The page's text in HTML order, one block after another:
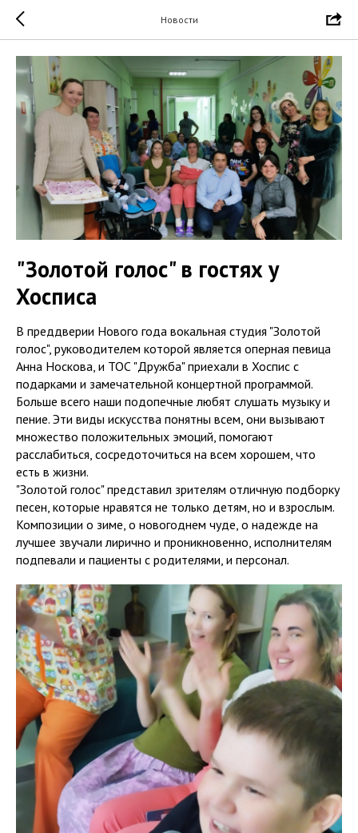
Новости
"Золотой голос" в гостях у
Хосписа
В преддверии Нового года вокальная студия "Золотой
голос", руководителем которой является оперная певица
Анна Носкова, и ТОС "Дружба" приехали в Хоспис с
подарками и замечательной концертной программой.
Больше всего наши подопечные любят слушать музыку и
пение. Эти виды искусства понятны всем, они вызывают
множество положительных эмоций, помогают
расслабиться, сосредоточиться на всем хорошем, что
есть в жизни.
"Золотой голос" представил зрителям отличную подборку
песен, которые нравятся не только детям, но и взрослым.
Композиции о зиме, о новогоднем чуде, о надежде на
лучшее звучали лирично и проникновенно, исполнителям
подпевали и пациенты с родителями, и персонал.